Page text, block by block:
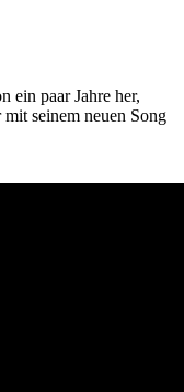
ein paar Jahre her,
seinem neuen Song